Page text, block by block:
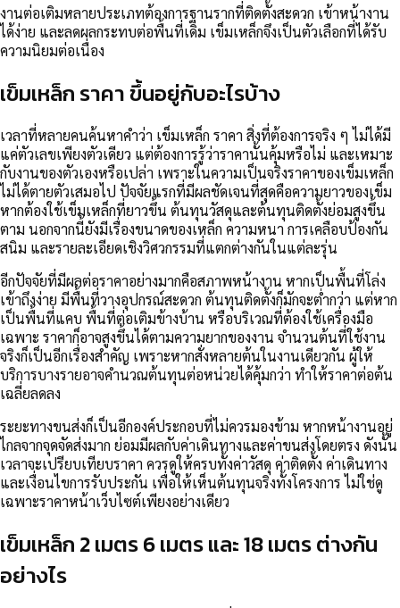
งานต่อเติมหลายประเภทต้องการฐานรากที่ติดตั้งสะดวก เข้าหน้างาน
ได้ง่าย และลดผลกระทบต่อพื้นที่เดิม เข็มเหล็กจึงเป็นตัวเลือกที่ได้รับ
ความนิยมต่อเนื่อง
เข็มเหล็ก ราคา ขึ้นอยู่กับอะไรบ้าง
เวลาที่หลายคนค้นหาคำว่า เข็มเหล็ก ราคา สิ่งที่ต้องการจริง ๆ ไม่ได้มี
แค่ตัวเลขเพียงตัวเดียว แต่ต้องการรู้ว่าราคานั้นคุ้มหรือไม่ และเหมาะ
กับงานของตัวเองหรือเปล่า เพราะในความเป็นจริงราคาของเข็มเหล็ก
ไม่ได้ตายตัวเสมอไป ปัจจัยแรกที่มีผลชัดเจนที่สุดคือความยาวของเข็ม
หากต้องใช้เข็มเหล็กที่ยาวขึ้น ต้นทุนวัสดุและต้นทุนติดตั้งย่อมสูงขึ้น
ตาม นอกจากนี้ยังมีเรื่องขนาดของเหล็ก ความหนา การเคลือบป้องกัน
สนิม และรายละเอียดเชิงวิศวกรรมที่แตกต่างกันในแต่ละรุ่น
อีกปัจจัยที่มีผลต่อราคาอย่างมากคือสภาพหน้างาน หากเป็นพื้นที่โล่ง
เข้าถึงง่าย มีพื้นที่วางอุปกรณ์สะดวก ต้นทุนติดตั้งก็มักจะต่ำกว่า แต่หาก
เป็นพื้นที่แคบ พื้นที่ต่อเติมข้างบ้าน หรือบริเวณที่ต้องใช้เครื่องมือ
เฉพาะ ราคาก็อาจสูงขึ้นได้ตามความยากของงาน จำนวนต้นที่ใช้งาน
จริงก็เป็นอีกเรื่องสำคัญ เพราะหากสั่งหลายต้นในงานเดียวกัน ผู้ให้
บริการบางรายอาจคำนวณต้นทุนต่อหน่วยได้คุ้มกว่า ทำให้ราคาต่อต้น
เฉลี่ยลดลง
ระยะทางขนส่งก็เป็นอีกองค์ประกอบที่ไม่ควรมองข้าม หากหน้างานอยู่
ไกลจากจุดจัดส่งมาก ย่อมมีผลกับค่าเดินทางและค่าขนส่งโดยตรง ดังนั้น
เวลาจะเปรียบเทียบราคา ควรดูให้ครบทั้งค่าวัสดุ ค่าติดตั้ง ค่าเดินทาง
และเงื่อนไขการรับประกัน เพื่อให้เห็นต้นทุนจริงทั้งโครงการ ไม่ใช่ดู
เฉพาะราคาหน้าเว็บไซต์เพียงอย่างเดียว
เข็มเหล็ก 2 เมตร 6 เมตร และ 18 เมตร ต่างกัน
อย่างไร